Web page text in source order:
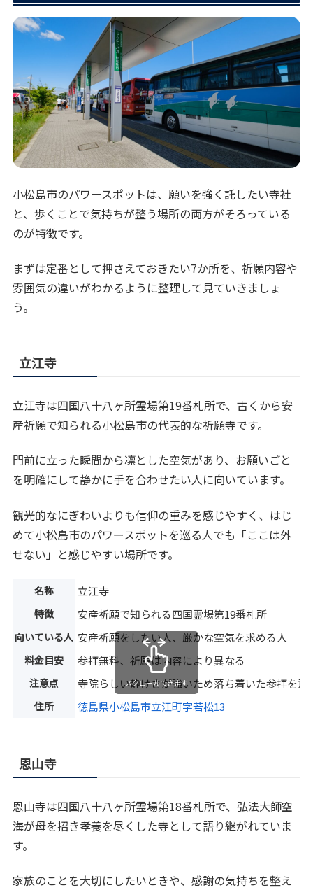
小松島市のパワースポットは、願いを強く託したい寺社
と、歩くことで気持ちが整う場所の両方がそろっている
のが特徴です。
まずは定番として押さえておきたい7か所を、祈願内容や
雰囲気の違いがわかるように整理して見ていきましょ
う。
立江寺
立江寺は四国八十八ヶ所霊場第19番札所で、古くから安
産祈願で知られる小松島市の代表的な祈願寺です。
門前に立った瞬間から凛とした空気があり、お願いごと
を明確にして静かに手を合わせたい人に向いています。
観光的なにぎわいよりも信仰の重みを感じやすく、はじ
めて小松島市のパワースポットを巡る人でも「ここは外
せない」と感じやすい場所です。
名称 立江寺
特徴 安産祈願で知られる四国霊場第19番札所
向いている人 安産祈願をしたい人、厳かな空気を求める人
料金目安 参拝無料、祈願は内容により異なる
注意点 寺院らしい静けさが強いため落ち着いた参拝を意
住所 徳島県小松島市立江町字若松13
スクロールできます
恩山寺
恩山寺は四国八十八ヶ所霊場第18番札所で、弘法大師空
海が母を招き孝養を尽くした寺として語り継がれていま
す。
家族のことを大切にしたいときや、感謝の気持ちを整え